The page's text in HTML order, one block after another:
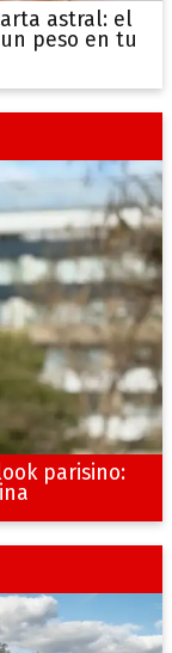
astral: el
peso en tu
parisino: